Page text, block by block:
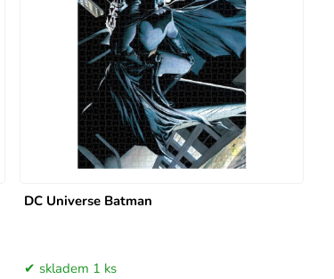
DC Universe Batman
skladem 1 ks